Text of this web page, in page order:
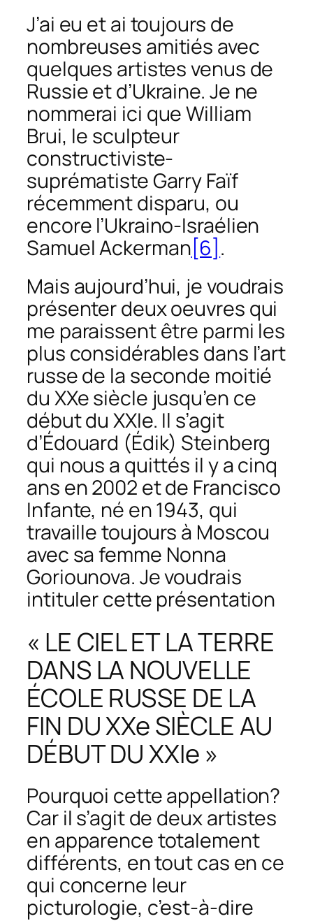
J’ai eu et ai toujours de
nombreuses amitiés avec
quelques artistes venus de
Russie et d’Ukraine. Je ne
nommerai ici que William
Brui, le sculpteur
constructiviste-
suprématiste Garry Faïf
récemment disparu, ou
encore l’Ukraino-Israélien
Samuel Ackerman[6] .
Mais aujourd’hui, je voudrais
présenter deux oeuvres qui
me paraissent être parmi les
plus considérables dans l’art
russe de la seconde moitié
du XXe siècle jusqu’en ce
début du XXIe. Il s’agit
d’Édouard (Édik) Steinberg
qui nous a quittés il y a cinq
ans en 2002 et de Francisco
Infante, né en 1943, qui
travaille toujours à Moscou
avec sa femme Nonna
Goriounova. Je voudrais
intituler cette présentation
« LE CIEL ET LA TERRE
DANS LA NOUVELLE
ÉCOLE RUSSE DE LA
FIN DU XXe SIÈCLE AU
DÉBUT DU XXIe »
Pourquoi cette appellation?
Car il s’agit de deux artistes
en apparence totalement
différents, en tout cas en ce
qui concerne leur
picturologie, c’est-à-dire